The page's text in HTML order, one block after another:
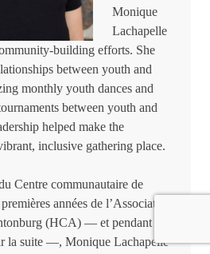
Monique
Lachapelle
building efforts. She
between youth and
monthly youth dances and
between youth and
helped make the
inclusive gathering place.
Centre communautaire de
années de l’Association
(HCA) — et pendant de
la suite —, Monique Lachapelle